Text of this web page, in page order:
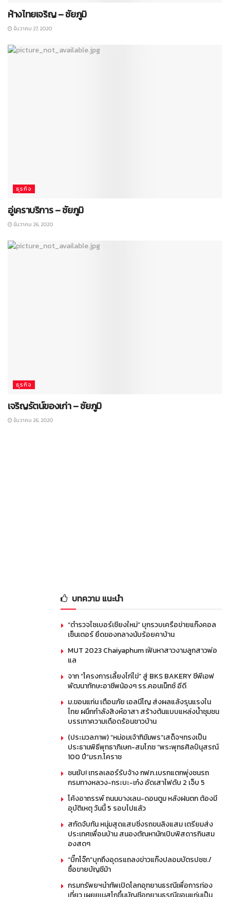
ห้างไทยเจริญ – ชัยภูมิ
ธันวาคม 27, 2020
ธุรกิจ
อู่เคราบริการ – ชัยภูมิ
ธันวาคม 26, 2020
ธุรกิจ
เจริญรัตน์ของเก่า – ชัยภูมิ
ธันวาคม 26, 2020
บทความ แนะนำ
“ตำรวจไซเบอร์เชียงใหม่” บุกรวบเครือข่ายแก๊งคอล
เซ็นเตอร์ ยึดของกลางนับร้อยคาบ้าน
MUT 2023 Chaiyaphum เฟ้นหาสาวงามลูกสาวพ่อ
แล
จาก “โครงการเลี้ยงไก่ไข่” สู่ BKS BAKERY ซีพีเอฟ
พัฒนาทักษะอาชีพน้องๆ รร.คอนเน็กซ์ อีดี
ม.ขอนแก่น เตือนภัย เอลนีโญ ส่งผลแล้งรุนแรงใน
ไทย ผนึกกำลังสิงห์อาสา สร้างต้นแบบแหล่งน้ำชุมชน
บรรเทาความเดือดร้อนชาวบ้าน
(ประมวลภาพ) “หม่อมเจ้าฑิฆัมพร”เสด็จฯทรงเป็น
ประธานพิธีพุทธาภิเษก-สมโภช “พระพุทธศิลป์นุสรณ์
100 ปี”มรภ.โคราช
ชนยับ! เทรลเลอร์รับจ้าง กฟภ.เบรกแตกพุ่งชนรถ
กรมทางหลวง-กระบะ-เก๋ง อัดเสาไฟดับ 2 เจ็บ 5
โค้งอาถรรพ์ ถนนบางเลน-ดอนตูม หลังฝนตก ต้องมี
อุบัติเหตุ วันนี้ 5 รอบไปแล้ว
สกัดจับทัน หนุ่มสุดแสบซิ่งรถขนลิงแสม เตรียมส่ง
ประเทศเพื่อนบ้าน สนองตัณหานักเปิบพิสดารกินสม
องสดๆ
“บิ๊กโจ๊ก”บุกถึงอุดรแถลงข่าวแก๊งปลอมบัตรปชช./
ซื้อขายบัญชีม้า
กรมทรัพยฯนำทัพเปิดโลกอุทยานธรณีเพื่อการท่อง